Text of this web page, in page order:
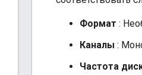
Формат :
Каналы :
Частота